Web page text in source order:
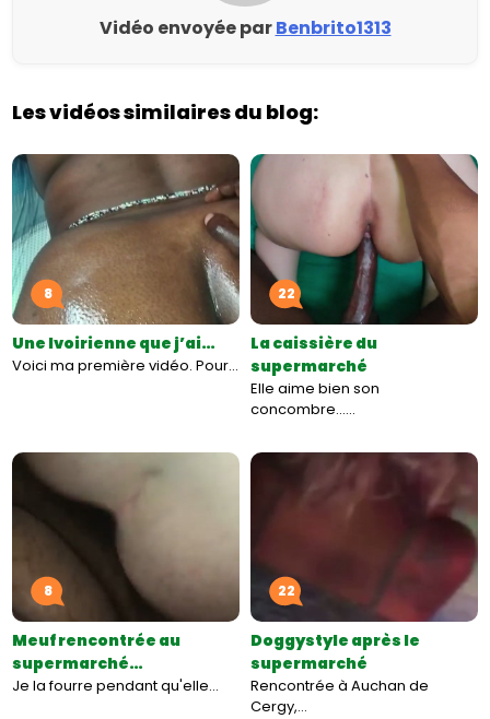
Vidéo envoyée parBenbrito1313
Les vidéos similaires du blog:
8
Une Ivoirienne que j’ai…
Voici ma première vidéo. Pour…
22
La caissière du
supermarché
Elle aime bien son
concombre...…
8
Meuf rencontrée au
supermarché…
Je la fourre pendant qu'elle…
22
Doggystyle après le
supermarché
Rencontrée à Auchan de
Cergy,…